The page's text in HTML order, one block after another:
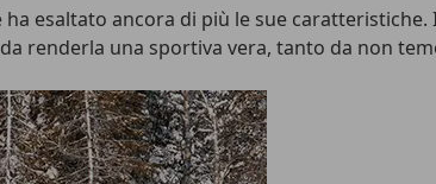
esaltato ancora di più le sue
renderla una sportiva vera, tanto da non